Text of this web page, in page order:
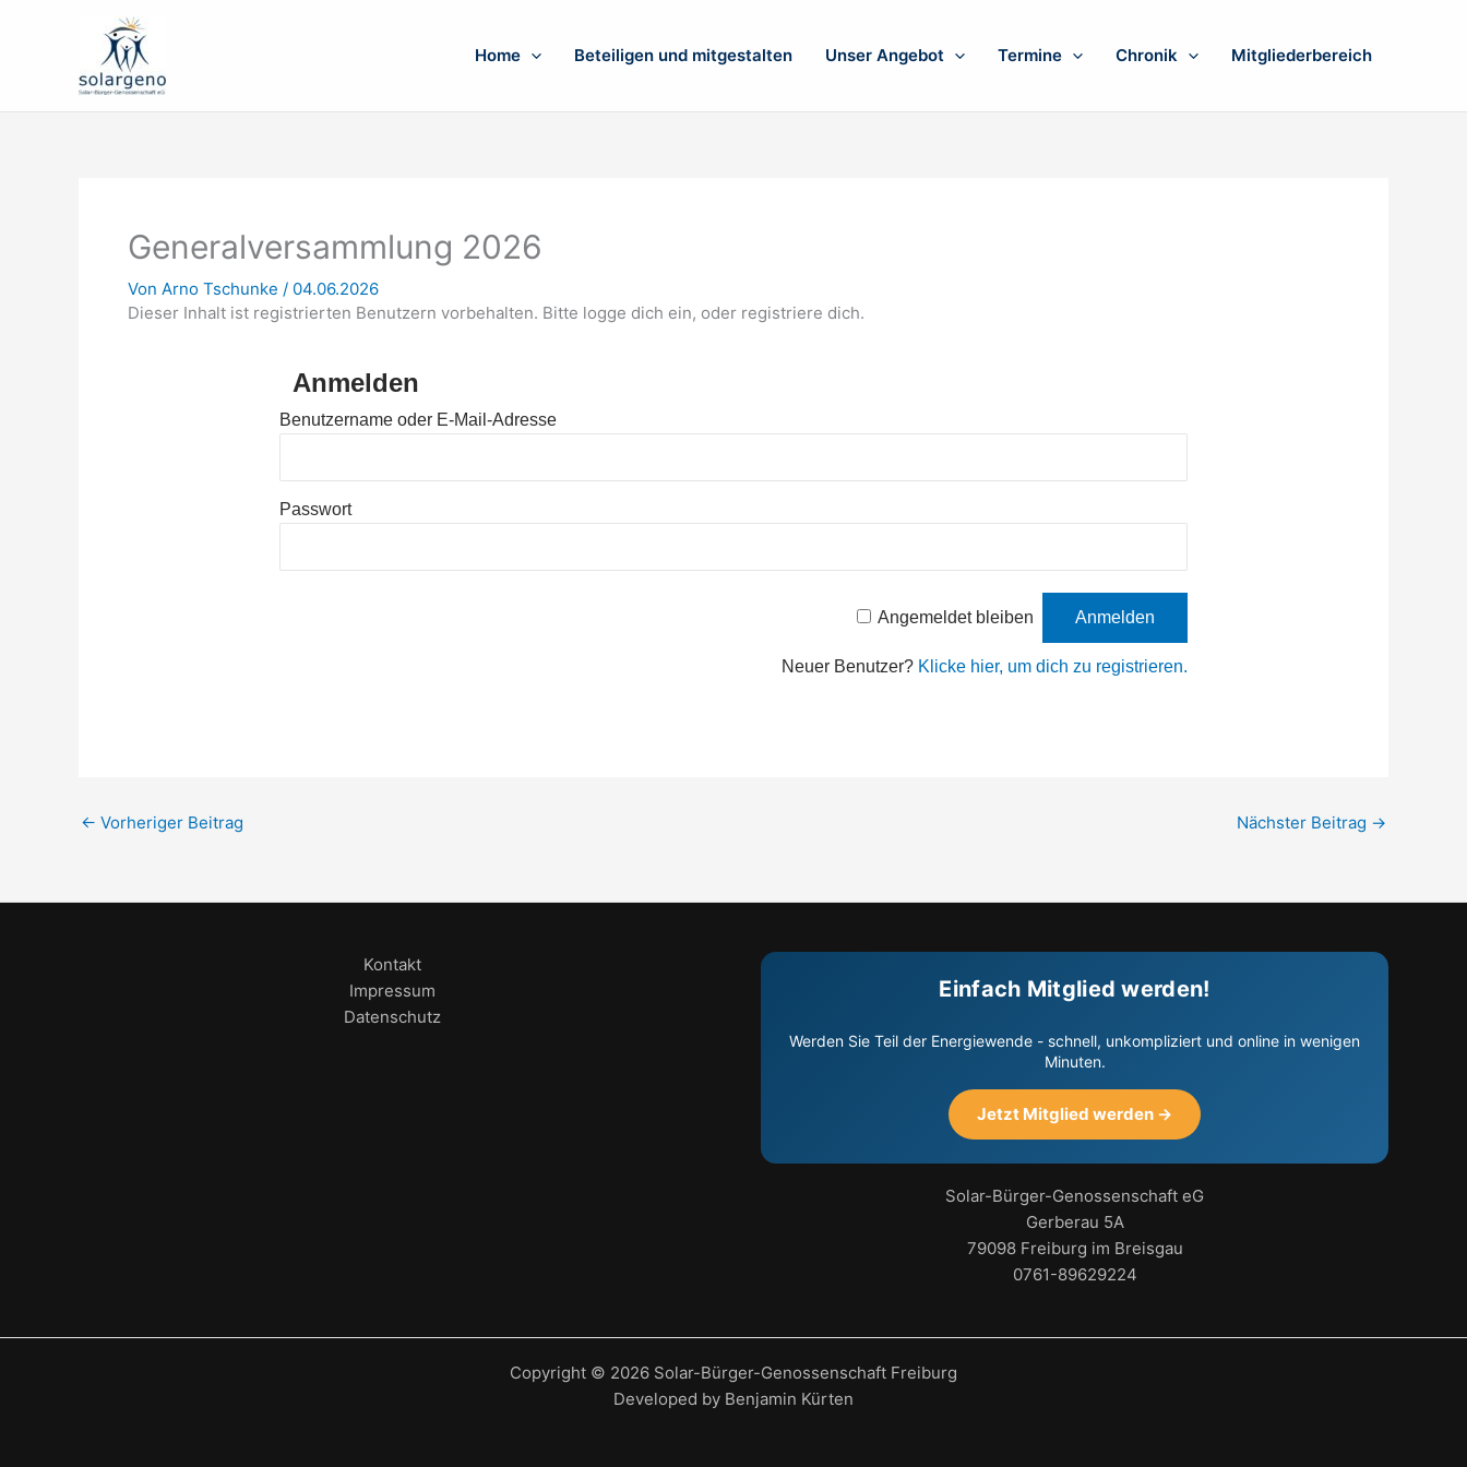
Home Beteiligen und mitgestalten Unser Angebot Termine Chronik Mitgliederbereich
Generalversammlung 2026
Von Arno Tschunke / 04.06.2026
Dieser Inhalt ist registrierten Benutzern vorbehalten. Bitte logge dich ein, oder registriere dich.
Anmelden
Benutzername oder E-Mail-Adresse
Passwort
Angemeldet bleiben
Neuer Benutzer? Klicke hier, um dich zu registrieren.
← Vorheriger Beitrag Nächster Beitrag →
Kontakt
Impressum
Datenschutz
Einfach Mitglied werden!
Werden Sie Teil der Energiewende - schnell, unkompliziert und online in wenigen
Minuten.
Jetzt Mitglied werden →
Solar-Bürger-Genossenschaft eG
Gerberau 5A
79098 Freiburg im Breisgau
0761-89629224
Copyright © 2026 Solar-Bürger-Genossenschaft Freiburg
Developed by Benjamin Kürten